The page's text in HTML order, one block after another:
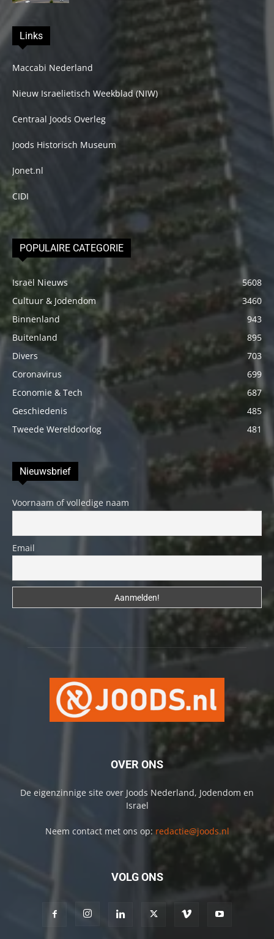
Links
Maccabi Nederland
Nieuw Israelietisch Weekblad (NIW)
Centraal Joods Overleg
Joods Historisch Museum
Jonet.nl
CIDI
POPULAIRE CATEGORIE
Israël Nieuws
5608
Cultuur & Jodendom
3460
Binnenland
943
Buitenland
895
Divers
703
Coronavirus
699
Economie & Tech
687
Geschiedenis
485
Tweede Wereldoorlog
481
Nieuwsbrief
Voornaam of volledige naam
Email
OVER ONS
De eigenzinnige site over Joods Nederland, Jodendom en
Israel
Neem contact met ons op: redactie@joods.nl
VOLG ONS